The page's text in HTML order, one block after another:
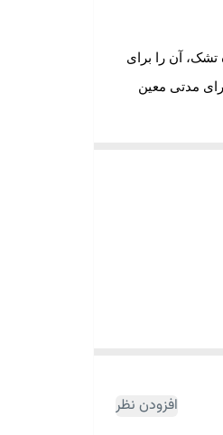
آن را برای
مدتی معین
طرف کرده و با
افزودن نظر